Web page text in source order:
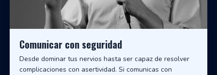
Comunicar con seguridad
Desde dominar tus nervios hasta ser capaz de resolver
complicaciones con asertividad. Si comunicas con